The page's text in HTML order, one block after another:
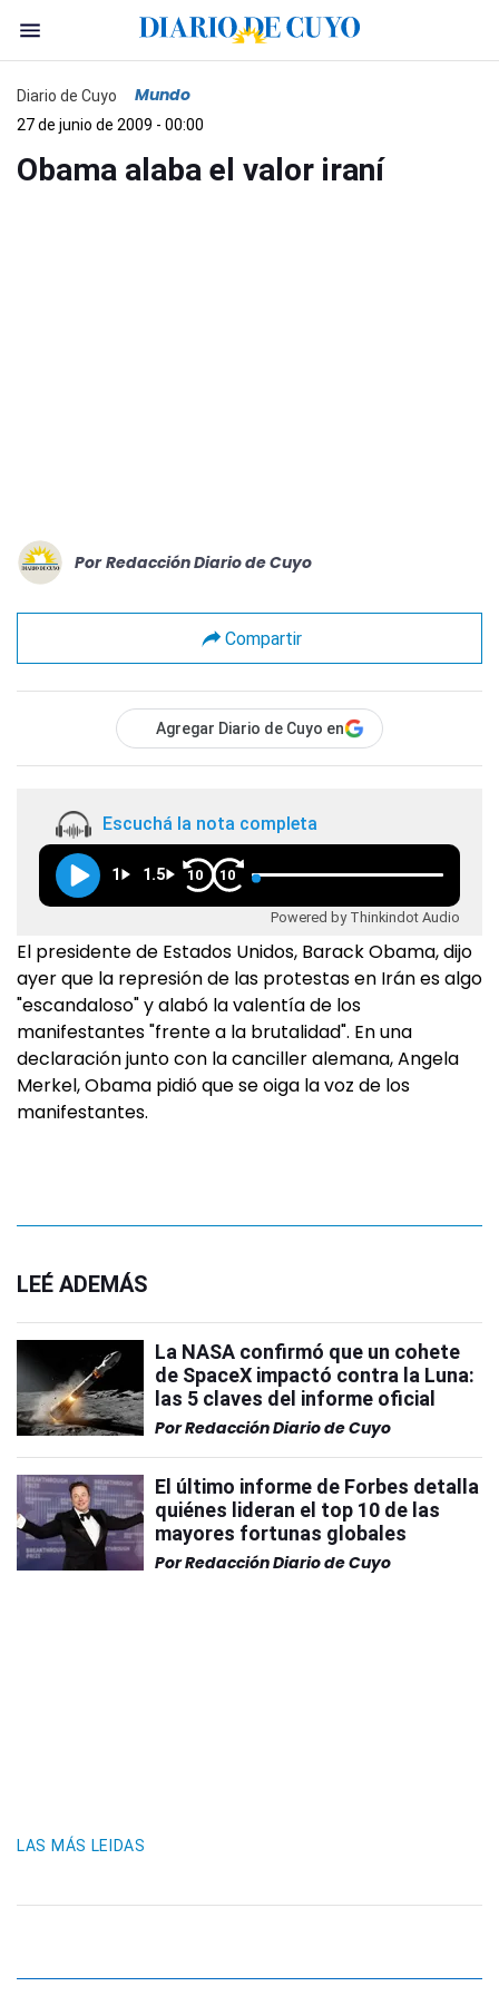
Diario de Cuyo Mundo
27 de junio de 2009 - 00:00
Obama alaba el valor iraní
Por Redacción Diario de Cuyo
Compartir
Agregar Diario de Cuyo en
Escuchá la nota completa
1 1.5 10 10
Powered by Thinkindot Audio
El presidente de Estados Unidos, Barack Obama, dijo
ayer que la represión de las protestas en Irán es algo
"escandaloso" y alabó la valentía de los
manifestantes "frente a la brutalidad". En una
declaración junto con la canciller alemana, Angela
Merkel, Obama pidió que se oiga la voz de los
manifestantes.
LEÉ ADEMÁS
La NASA confirmó que un cohete
de SpaceX impactó contra la Luna:
las 5 claves del informe oficial
PorRedacción Diario de Cuyo
El último informe de Forbes detalla
quiénes lideran el top 10 de las
mayores fortunas globales
PorRedacción Diario de Cuyo
LAS MÁS LEIDAS